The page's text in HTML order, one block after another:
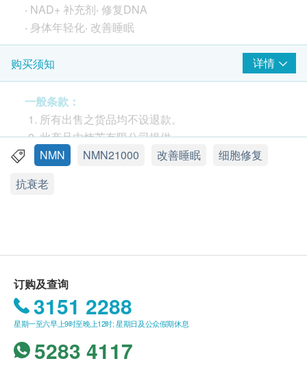
‧ NAD+ 补充剂‧ 修复DNA
‧ 身体年轻化‧ 改善睡眠
建议用量：
每日早上1粒
CoQ10可以提升粒线体制造ATP的效能(粒线体细胞的
电池:ATP是细胞的电力)。当NMN进入细胞后,需要先
转化成NAD+才能有效刺激长寿基因,但这种转变是需
要能量的。 CoQ10促递ATP生成,为细胞提供更多能
PQQ保健科学界一重大发现,它可以增强粒线体的功
能、提供更多能量促进NMN于细胞内的转变及运用过
程。
其原理是启动AMPk,这是一种在活细胞中的酶,在能量
代谢中充当「主要调节开关」;激活人体的B细胞、T
购买须知 详情
一般条款：
所有出售之货品均不设退款。
此产品由炜芝有限公司提供。
如有任何争议，炜芝有限公司及健康网购
我们将于确定订单后3个工作天内安排发货。
不排除运送时间会因节日而有所影响。 当八号烈
风讯号悬挂或黑色暴雨警告生效时，送货服务时间
将会延迟。
所有订单须视乎相关货品的供应情况再作最后确
NMN NMN21000 改善睡眠
细胞修复
抗衰老
订购及查询
3151 2288
星期一至六早上9时至晚上12时; 星期日及公众假期休息
5283 4117